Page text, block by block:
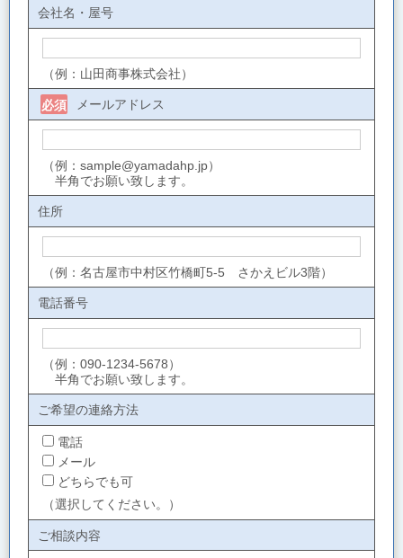
会社名・屋号
（例：山田商事株式会社）
メールアドレス
必須
（例：sample@yamadahp.jp）
半角でお願い致します。
住所
（例：名古屋市中村区竹橋町5-5 さかえビル3階）
電話番号
（例：090-1234-5678）
半角でお願い致します。
ご希望の連絡方法
電話
メール
どちらでも可
（選択してください。）
ご相談内容